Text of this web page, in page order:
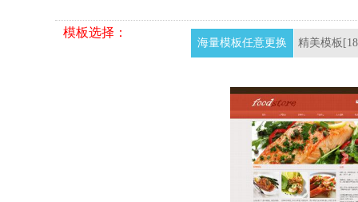
模板选择：
海量模板任意更换 精美模板